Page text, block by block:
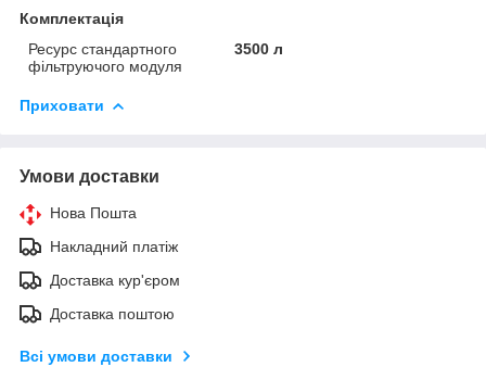
Комплектація
Ресурс стандартного
фільтруючого модуля
3500 л
Приховати
Умови доставки
Нова Пошта
Накладний платіж
Доставка кур'єром
Доставка поштою
Всі умови доставки